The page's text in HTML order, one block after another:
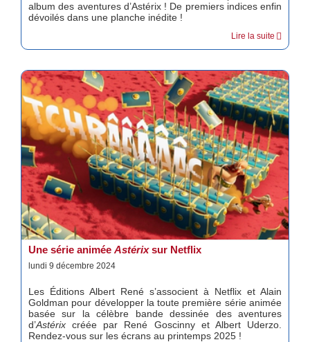
album des aventures d’Astérix ! De premiers indices enfin
dévoilés dans une planche inédite !
Lire la suite
Une série animée Astérixsur Netflix
lundi 9 décembre 2024
Les Éditions Albert René s’associent à Netflix et Alain
Goldman pour développer la toute première série animée
basée sur la célèbre bande dessinée des aventures
d’Astérix créée par René Goscinny et Albert Uderzo.
Rendez-vous sur les écrans au printemps 2025 !